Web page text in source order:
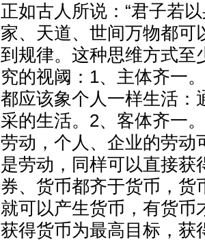
正如古人所说：“君子若
家、天道、世间万物都可
到规律。这种思维方式至
究的视阈：1、主体齐一
都应该象个人一样生活：
采的生活。2、客体齐一
劳动，个人、企业的劳动
是劳动，同样可以直接获
券、货币都齐于货币，货
就可以产生货币，有货币
获得货币为最高目标，获